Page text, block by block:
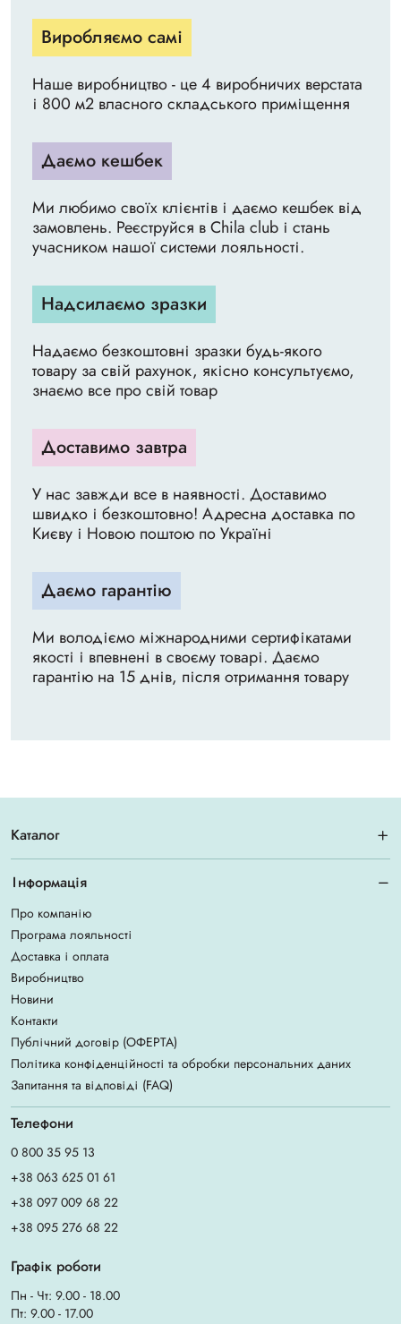
Виробляємо самі
Наше виробництво - це 4 виробничих верстата
і 800 м2 власного складського приміщення
Даємо кешбек
Ми любимо своїх клієнтів і даємо кешбек від
замовлень. Реєструйся в Chila club і стань
учасником нашої системи лояльності.
Надсилаємо зразки
Надаємо безкоштовні зразки будь-якого
товару за свій рахунок, якісно консультуємо,
знаємо все про свій товар
Доставимо завтра
У нас завжди все в наявності. Доставимо
швидко і безкоштовно! Адресна доставка по
Києву і Новою поштою по Україні
Даємо гарантію
Ми володіємо міжнародними сертифікатами
якості і впевнені в своєму товарі. Даємо
гарантію на 15 днів, після отримання товару
Каталог
Інформація
Про компанію
Програма лояльності
Доставка і оплата
Виробництво
Новини
Контакти
Публічний договір (ОФЕРТА)
Політика конфіденційності та обробки персональних даних
Запитання та відповіді (FAQ)
Телефони
0 800 35 95 13
+38 063 625 01 61
+38 097 009 68 22
+38 095 276 68 22
Графік роботи
Пн - Чт: 9.00 - 18.00
Пт: 9.00 - 17.00